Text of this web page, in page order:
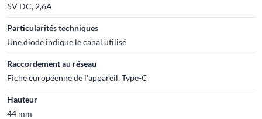
5V DC, 2,6A
Particularités techniques
Une diode indique le canal utilisé
Raccordement au réseau
Fiche européenne de l'appareil, Type-C
Hauteur
44 mm